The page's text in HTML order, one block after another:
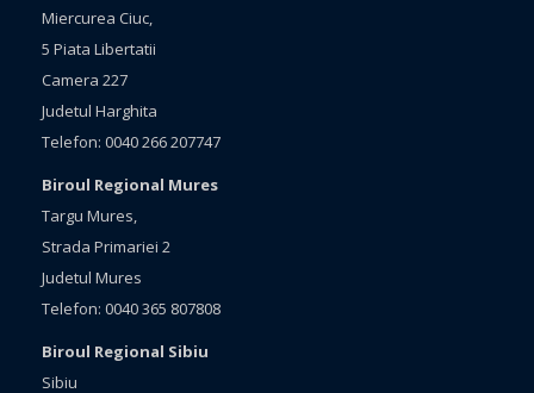
Miercurea Ciuc,
5 Piata Libertatii
Camera 227
Judetul Harghita
Telefon: 0040 266 207747
Biroul Regional Mures
Targu Mures,
Strada Primariei 2
Judetul Mures
Telefon: 0040 365 807808
Biroul Regional Sibiu
Sibiu